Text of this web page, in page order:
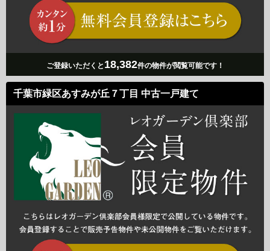
ご登録いただくと 18,382件の物件が閲覧可能です！
千葉市緑区あすみが丘７丁目 中古一戸建て